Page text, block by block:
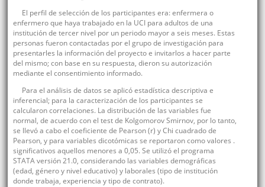
El perfil de selección de los participantes era: enfermera o
enfermero que haya trabajado en la UCI para adultos de una
institución de tercer nivel por un periodo mayor a seis meses. Estas
personas fueron contactadas por el grupo de investigación para
presentarles la información del proyecto e invitarlos a hacer parte
del mismo; con base en su respuesta, dieron su autorización
mediante el consentimiento informado.
Para el análisis de datos se aplicó estadística descriptiva e
inferencial; para la caracterización de los participantes se
calcularon correlaciones. La distribución de las variables fue
normal, de acuerdo con el test de Kolgomorov Smirnov, por lo tanto,
se llevó a cabo el coeficiente de Pearson (r) y Chi cuadrado de
Pearson, y para variables dicotómicas se reportaron como valores .
significativos aquellos menores a 0,05. Se utilizó el programa
STATA versión 21.0, considerando las variables demográficas
(edad, género y nivel educativo) y laborales (tipo de institución
donde trabaja, experiencia y tipo de contrato).